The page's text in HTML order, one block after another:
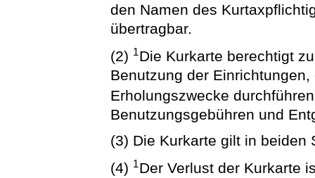
den Namen des
übertragbar.
(2) 1Die Kurkarte berechtigt
Benutzung der
Erholungszwecke
Benutzungsgebühren und
(3) Die Kurkarte gilt in beiden
(4) 1Der Verlust der Kurkarte